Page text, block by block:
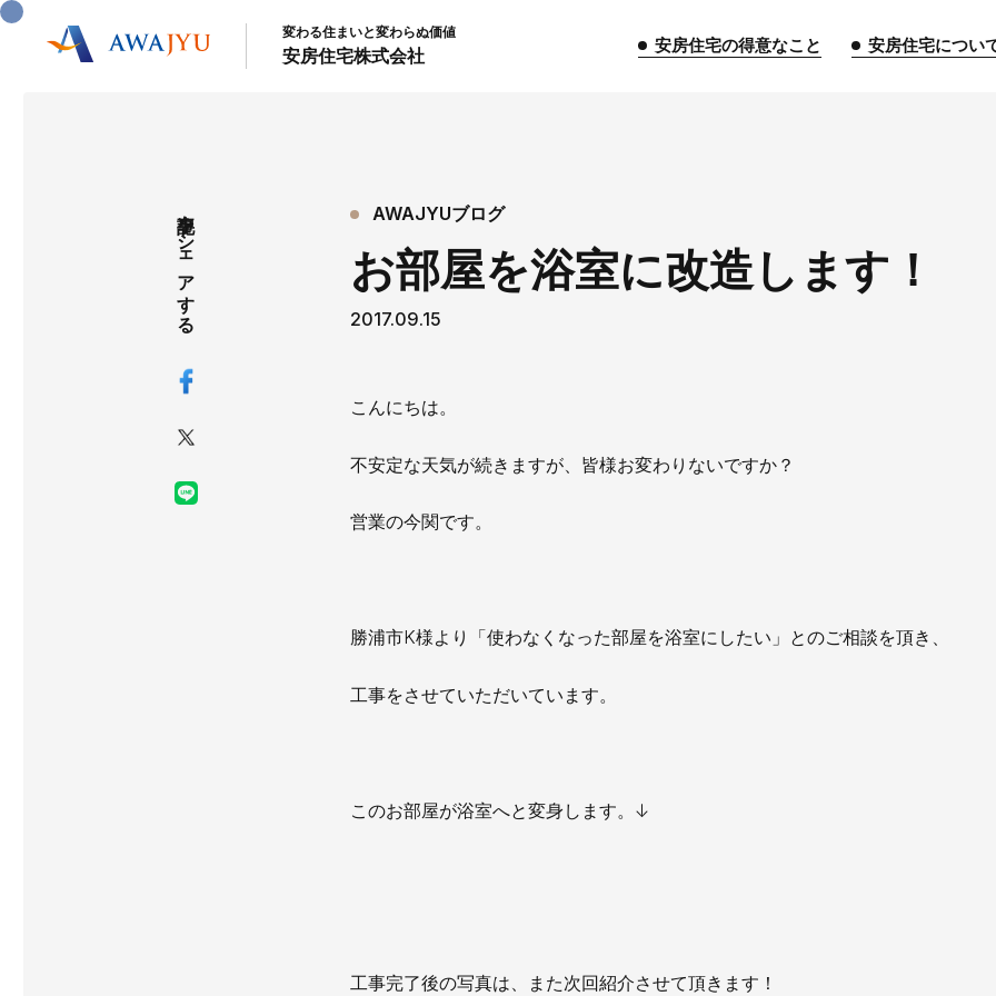
安房住宅の得意なこと
社長挨拶
変わる住まいと変わらぬ価値
安房住宅株式会社 安房住宅の得意なこと 安房住宅につい
記事をシェアする AWAJYUブログ
お部屋を浴室に改造します！
2017.09.15
こんにちは。
不安定な天気が続きますが、皆様お変わりないですか？
営業の今関です。
勝浦市K様より「使わなくなった部屋を浴室にしたい」とのご相談を頂き、
工事をさせていただいています。
このお部屋が浴室へと変身します。↓
工事完了後の写真は、また次回紹介させて頂きます！